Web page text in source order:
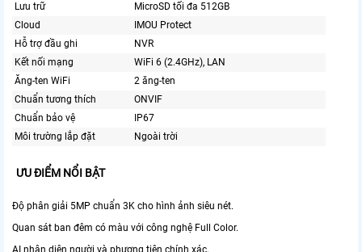
Lưu trữ
MicroSD tối đa 512GB
Cloud
IMOU Protect
Hỗ trợ đầu ghi
NVR
Kết nối mạng
WiFi 6 (2.4GHz), LAN
Ăng-ten WiFi
2 ăng-ten
Chuẩn tương thích
ONVIF
Chuẩn bảo vệ
IP67
Môi trường lắp đặt
Ngoài trời
ƯU ĐIỂM NỔI BẬT
Độ phân giải 5MP chuẩn 3K cho hình ảnh siêu nét.
Quan sát ban đêm có màu với công nghệ Full Color.
AI nhận diện người và phương tiện chính xác.